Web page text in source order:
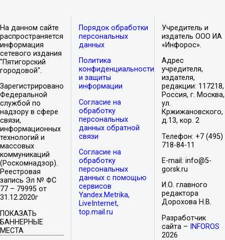
На данном сайте
распространяется
информация
сетевого издания
"Пятигорский
городовой".
Зарегистрировано
Федеральной
службой по
надзору в сфере
связи,
информационных
технологий и
массовых
коммуникаций
(Роскомнадзор).
Реестровая
запись Эл № ФС
77 – 79995 от
31.12.2020г
ПОКАЗАТЬ
БАННЕРНЫЕ
МЕСТА
Порядок обработки
персональных
данных
Политика
конфиденциальности
и защиты
информации
Согласие на
обработку
персональных
данных обратной
связи
Согласие на
обработку
персональных
данных с помощью
сервисов
Yandex.Metrika,
LiveInternet,
top.mail.ru
Учредитель и
издатель ООО ИА
«Инфорос».
Адрес
учредителя,
издателя,
редакции: 117218,
Россия, г. Москва,
ул.
Кржижановского,
д.13, кор. 2
Телефон: +7 (495)
718-84-11
E-mail: info@5-
gorsk.ru
И.О. главного
редактора
Дорохова Н.В.
Разработчик
сайта –
INFOROS
2026